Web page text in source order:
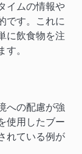
イムの情報や
です。これに
に飲食物を注
。
への配慮が強
使用したブー
れている例が